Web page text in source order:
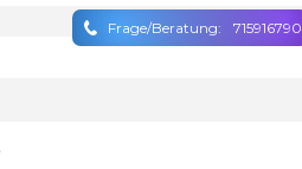
Frage/Beratung: 715916790